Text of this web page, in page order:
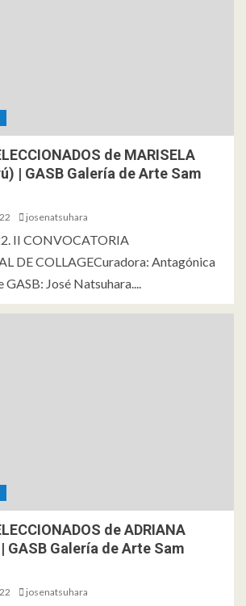
de MARISELA
| GASB Galería de Arte Sam
josenatsuhara
II CONVOCATORIA
DE COLLAGECuradora: Antagónica
José Natsuhara....
de ADRIANA
GASB Galería de Arte Sam
josenatsuhara